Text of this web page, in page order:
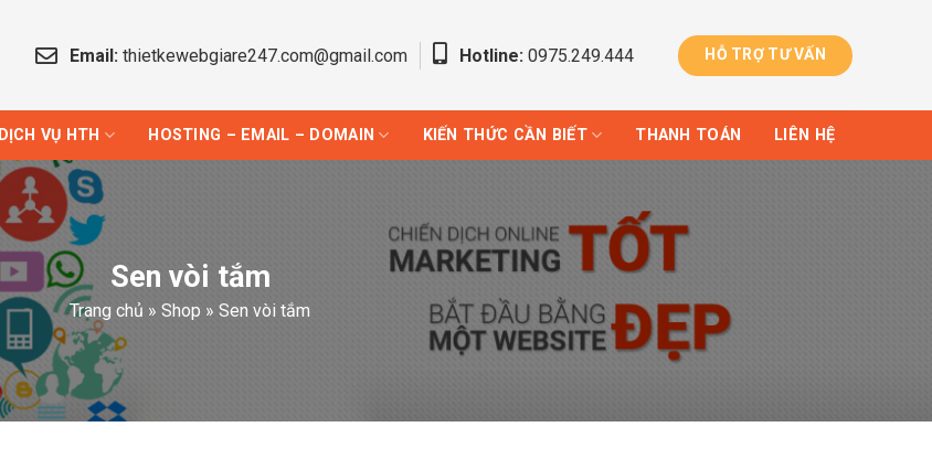
Email: thietkewebgiare247.com@gmail.com Hotline: 0975.249.444 HỖ TRỢ TƯ VẤN
DỊCH VỤ HTH HOSTING – EMAIL – DOMAIN KIẾN THỨC CẦN BIẾT THANH TOÁN LIÊN HỆ
Sen vòi tắm
Trang chủ » Shop » Sen vòi tắm